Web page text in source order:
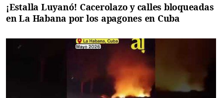
¡Estalla Luyanó! Cacerolazo y calles bloqueadas
en La Habana por los apagones en Cuba